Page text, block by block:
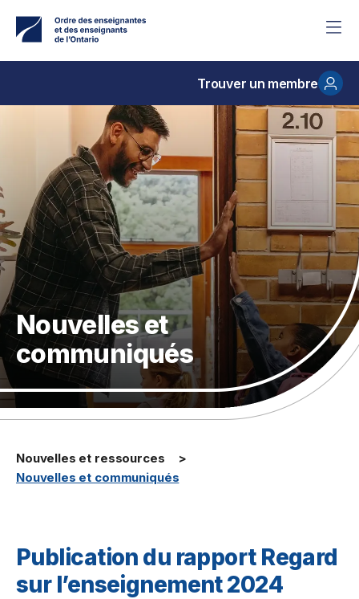
contenu
Trouver un membre
Nouvelles et
communiqués
Nouvelles et ressources
Nouvelles et communiqués
Publication du rapport Regard
sur l’enseignement 2024